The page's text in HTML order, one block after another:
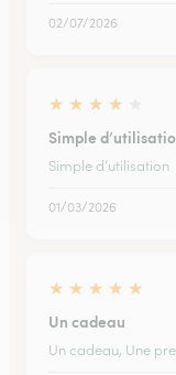
02/07/2026
★ ★ ★ ★
Simple
Simple d’utilisation
01/03/2026
★ ★ ★ ★ ★
Un cadeau
Un cadeau, Une